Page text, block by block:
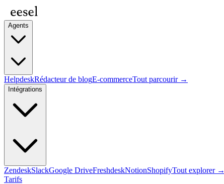
Agents
HelpdeskRédacteur de blogE-commerceTout parcourir →
Intégrations
ZendeskSlackGoogle DriveFreshdeskNotionShopifyTout explorer →
Tarifs